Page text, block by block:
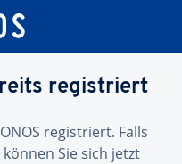
registriert
registriert. Falls
Sie sich jetzt